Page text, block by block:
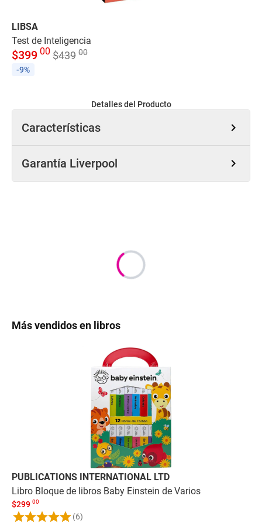
LIBSA
Test de Inteligencia
$399 00 $439 00
-9%
Detalles del Producto
Características chevron_right
Garantía Liverpool chevron_right
Más vendidos en libros
PUBLICATIONS INTERNATIONAL LTD
Libro Bloque de libros Baby Einstein de Varios
$299 00
(6)